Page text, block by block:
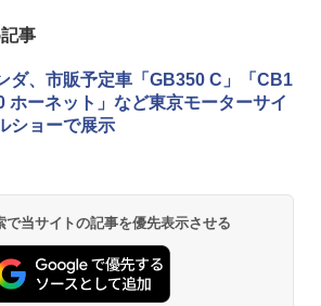
事
ダ、市販予定車「GB350 C」「CB1
ホーネット」など東京モーターサイ
ショーで展示
当サイトの記事を優先表示させる